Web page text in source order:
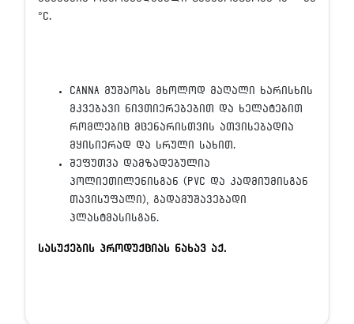
°C.
CANNA მუშაობს მხოლოდ მაღალი ხარისხის
მკვებავი ნივთიერებებით და ხელატებით
რომლებიც მცენარისთვის ათვისებადია
მყისიერად და სრული სახით.
შეფუთვა დამზადებულია
პოლიეთილენისგან (PVC და კადმიუმისგან
თავისუფალი), გადამუშავებადი
პლასტმასისგან.
სასუქების პროდუქციას ნახავ აქ.